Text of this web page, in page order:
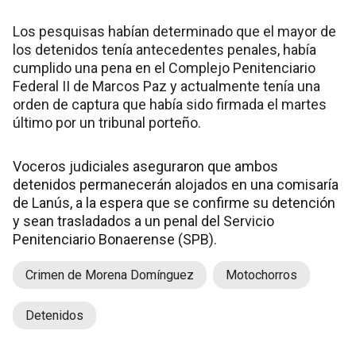
Los pesquisas habían determinado que el mayor de
los detenidos tenía antecedentes penales, había
cumplido una pena en el Complejo Penitenciario
Federal II de Marcos Paz y actualmente tenía una
orden de captura que había sido firmada el martes
último por un tribunal porteño.
Voceros judiciales aseguraron que ambos
detenidos permanecerán alojados en una comisaría
de Lanús, a la espera que se confirme su detención
y sean trasladados a un penal del Servicio
Penitenciario Bonaerense (SPB).
Crimen de Morena Domínguez Motochorros
Detenidos